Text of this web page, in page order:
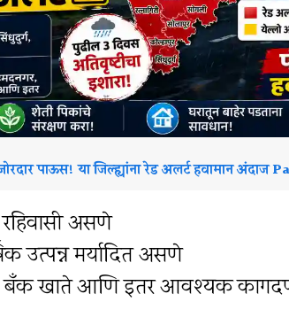
पाऊस! या जिल्ह्यांना रेड अलर्ट हवामान
रहिवासी असणे
उत्पन्न मर्यादित असणे
बँक खाते आणि इतर आवश्यक